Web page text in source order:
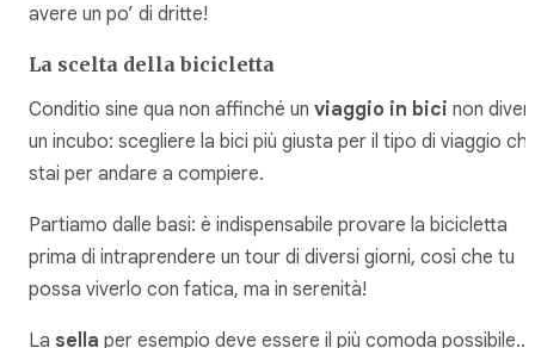
avere un po’ di dritte!
La scelta della bicicletta
Conditio sine qua non affinché un viaggio in bici non
un incubo: scegliere la bici più giusta per il tipo di viaggio
stai per andare a compiere.
Partiamo dalle basi: è indispensabile provare la bicicletta
prima di intraprendere un tour di diversi giorni, così che tu
possa viverlo con fatica, ma in serenità!
La sella per esempio deve essere il più comoda possibile…